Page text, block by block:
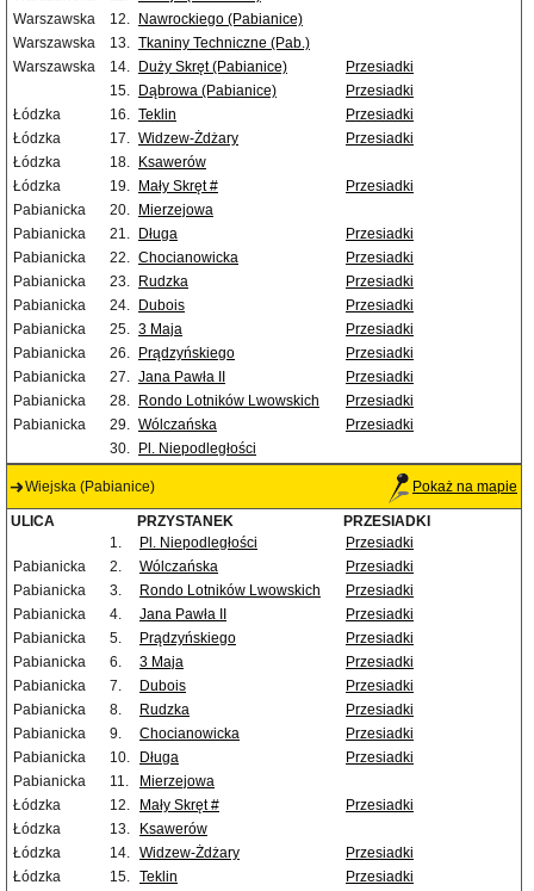
Warszawska
12.
Nawrockiego (Pabianice)
Warszawska
13. Tkaniny Techniczne (Pab.)
Warszawska
14. Duży Skręt (Pabianice)
Przesiadki
15.
Dąbrowa (Pabianice)
Przesiadki
Łódzka
16. Teklin
Przesiadki
Łódzka
17. Widzew-Żdżary
Przesiadki
Łódzka
18.
Ksawerów
Łódzka
19. Mały Skręt #
Przesiadki
Pabianicka
20.
Mierzejowa
Pabianicka
21. Długa
Przesiadki
Pabianicka
22. Chocianowicka
Przesiadki
Pabianicka
23. Rudzka
Przesiadki
Pabianicka
24. Dubois
Przesiadki
Pabianicka
25. 3 Maja
Przesiadki
Pabianicka
26. Prądzyńskiego
Przesiadki
Pabianicka
27. Jana Pawła II
Przesiadki
Pabianicka
28. Rondo Lotników Lwowskich
Przesiadki
Pabianicka
29. Wólczańska
Przesiadki
30.
Pl. Niepodległości
Wiejska (Pabianice) Pokaż na mapie
ULICA PRZYSTANEK
PRZESIADKI
1.
Pl. Niepodległości
Przesiadki
Pabianicka
2. Wólczańska
Przesiadki
Pabianicka
3. Rondo Lotników Lwowskich
Przesiadki
Pabianicka
4. Jana Pawła II
Przesiadki
Pabianicka
5. Prądzyńskiego
Przesiadki
Pabianicka
6. 3 Maja
Przesiadki
Pabianicka
7. Dubois
Przesiadki
Pabianicka
8. Rudzka
Przesiadki
Pabianicka
9. Chocianowicka
Przesiadki
Pabianicka
10. Długa
Przesiadki
Pabianicka
11.
Mierzejowa
Łódzka
12. Mały Skręt #
Przesiadki
Łódzka
13.
Ksawerów
Łódzka
14. Widzew-Żdżary
Przesiadki
Łódzka
15. Teklin
Przesiadki